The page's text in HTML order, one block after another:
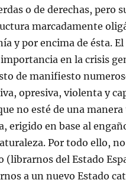
o de derechas, pero
marcadamente
y por encima de ésta.
en la crisis
de manifiesto
opresiva, violenta y
no esté de una
erigido en base al
Por todo ello,
(librarnos del Estado
a un nuevo Estado